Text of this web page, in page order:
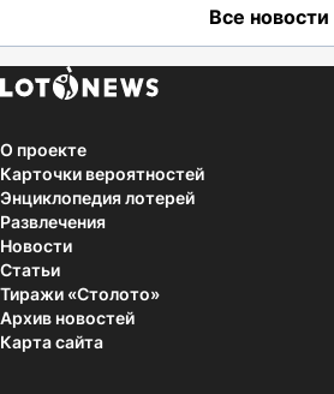
Все новости
О проекте
Карточки вероятностей
Энциклопедия лотерей
Развлечения
Новости
Статьи
Тиражи «Столото»
Архив новостей
Карта сайта